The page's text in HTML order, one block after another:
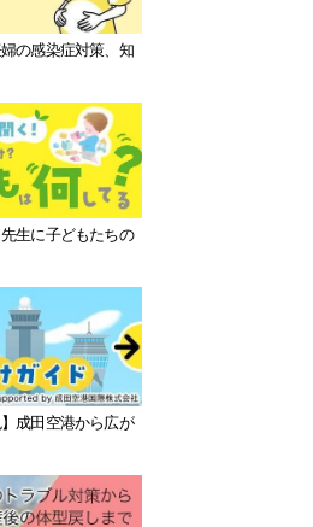
の感染症対策、知
生に子どもたちの
成田空港から広が